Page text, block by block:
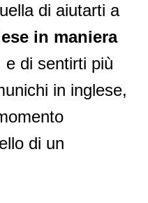
di aiutarti a
in maniera
di sentirti più
in inglese,
di un